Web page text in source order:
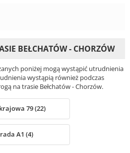
BEŁCHATÓW - CHORZÓW
poniżej mogą wystąpić utrudnienia
wystąpią również podczas
na trasie Bełchatów - Chorzów.
79 (22)
A1 (4)